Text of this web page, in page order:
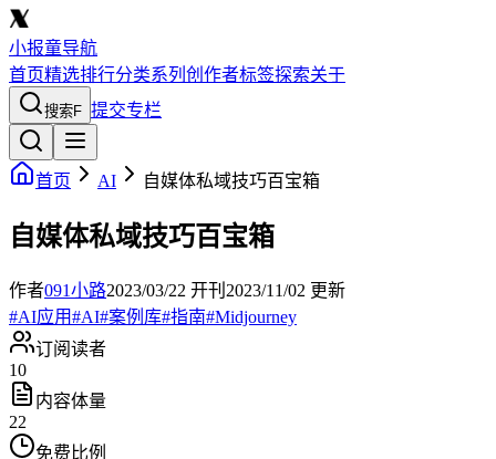
小报童导航
首页精选排行分类系列 创作者标签探索关于
搜索F 提交专栏
首页 AI 自媒体私域技巧百宝箱
自媒体私域技巧百宝箱
作者091小路2023/03/22 开刊 2023/11/02 更新
#AI应用#AI#案例库#指南#Midjourney
订阅读者
10
内容体量
22
免费比例